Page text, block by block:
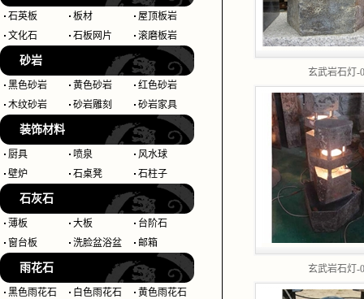
石英板 板材
屋顶板岩
文化石
石板网片 滚磨板岩
砂岩
黑色砂岩 黄色砂岩
红色砂岩
木纹砂岩
砂岩雕刻 砂岩家具
装饰材料
厨具 喷泉
风水球
壁炉
石桌凳 石柱子
石灰石
薄板 大板
台阶石
窗台板
洗脸盆浴盆 邮箱
雨花石
黑色雨花石 白色雨花石
黄色雨花石
玄武岩石灯-
玄武岩石灯-